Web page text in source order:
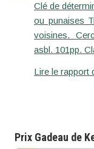
Clé de
ou punaises
voisines.
asbl. 101pp.
Lire le rapport
Prix Gadeau de